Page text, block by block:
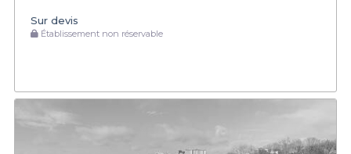
Sur devis
Établissement non réservable